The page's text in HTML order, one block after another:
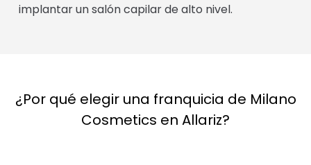
implantar un salón capilar de alto nivel.
¿Por qué elegir una franquicia de Milano
Cosmetics en Allariz?